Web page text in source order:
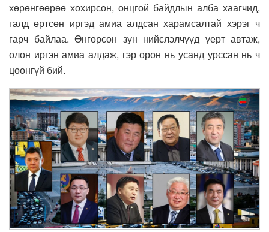
хөрөнгөөрөө хохирсон, онцгой байдлын алба хаагчид,
галд өртсөн иргэд амиа алдсан харамсалтай хэрэг ч
гарч байлаа. Өнгөрсөн зун нийслэлчүүд үерт автаж,
олон иргэн амиа алдаж, гэр орон нь усанд урссан нь ч
цөөнгүй бий.